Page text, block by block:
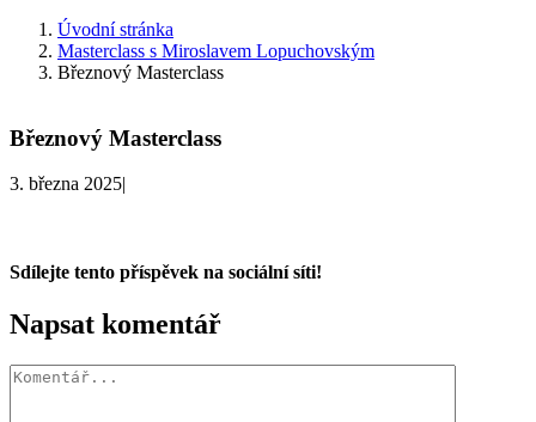
Úvodní stránka
Masterclass s Miroslavem Lopuchovským
Březnový Masterclass
Březnový Masterclass
3. března 2025|
Sdílejte tento příspěvek na sociální síti!
Facebook
X
WhatsApp
Napsat komentář
Komentář